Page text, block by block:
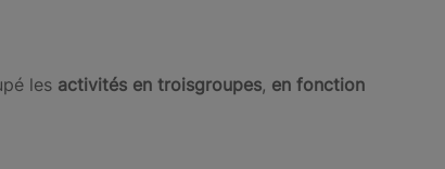
les activités en troisgroupes, en fonction